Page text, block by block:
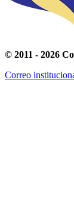
© 2011 - 2026
Correo